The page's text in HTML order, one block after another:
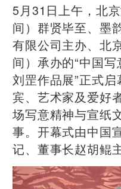
5月31日上午，北
间）群贤毕至、墨
有限公司主办、北
间）承办的“中国
刘罡作品展”正式
宾、艺术家及爱好
场写意精神与宣纸
事。开幕式由中国
记、董事长赵胡鲲主